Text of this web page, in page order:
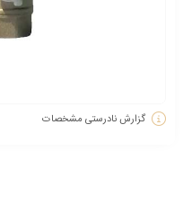
گزارش نادرستی مشخصات